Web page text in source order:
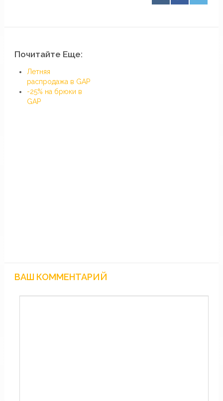
Почитайте Еще:
Летняя
распродажа в GAP
-25% на брюки в
GAP
ВАШ КОММЕНТАРИЙ